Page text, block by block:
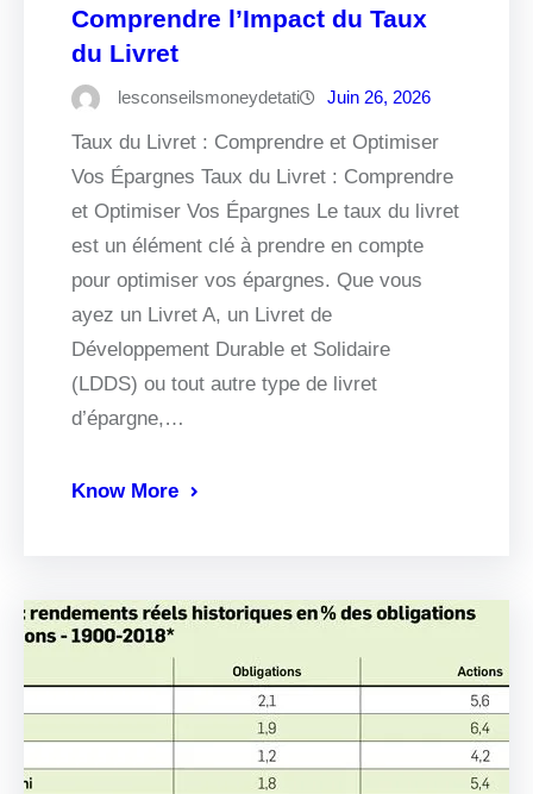
Comprendre l’Impact du Taux
du Livret
lesconseilsmoneydetati Juin 26, 2026
Taux du Livret : Comprendre et Optimiser
Vos Épargnes Taux du Livret : Comprendre
et Optimiser Vos Épargnes Le taux du livret
est un élément clé à prendre en compte
pour optimiser vos épargnes. Que vous
ayez un Livret A, un Livret de
Développement Durable et Solidaire
(LDDS) ou tout autre type de livret
d’épargne,…
Know More